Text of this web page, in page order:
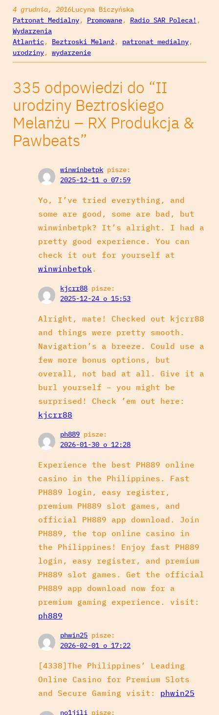
4 grudnia, 2016Lucyna Biczyńska
Patronat Medialny, Promowane, Radio SAR Poleca!
Wydarzenia
Atlantic, Beztroski Melanż, patronat medialny
urodziny, wydarzenie
335 odpowiedzi do “II
urodziny Beztroskiego
Melanżu – RX Produkcja &
Pawbeats”
winwinbetpk pisze:
2025-12-11 o 07:59
Yo, I’ve tried everything, and
some are good, some are bad, but
winwinbetpk? It’s alright. I had a
pretty good experience. You can
check it out for yourself at
winwinbetpk .
kjcrr88 pisze:
2025-12-24 o 15:53
Alright, mate! Checked out kjcrr88
and things were pretty smooth.
Navigation’s a breeze. Could use a
few more bonus options, but
overall, not bad at all. Give it a
burl yourself – you might be
surprised! Check ’em out here:
kjcrr88
ph889 pisze:
2026-01-30 o 12:28
Experience the best PH889 online
casino in the Philippines. Fast
PH889 login, easy register,
premium PH889 slot games, and
official PH889 app download. Join
PH889, the top online casino in
the Philippines! Enjoy fast PH889
login, easy register, and premium
PH889 slot games. Get the official
PH889 app download now for a
premium gaming experience. visit:
ph889
phwin25 pisze:
2026-02-01 o 17:22
[4338]The Philippines’ Leading
Online Casino for Premium Slots
and Secure Gaming visit: phwin25
no1jili pisze: